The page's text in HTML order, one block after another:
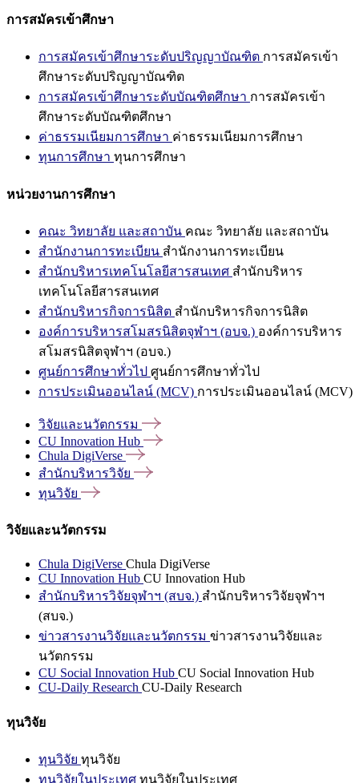
การสมัครเข้าศึกษา
การสมัครเข้าศึกษาระดับปริญญาบัณฑิต การสมัครเข้า
ศึกษาระดับปริญญาบัณฑิต
การสมัครเข้าศึกษาระดับบัณฑิตศึกษา การสมัครเข้า
ศึกษาระดับบัณฑิตศึกษา
ค่าธรรมเนียมการศึกษา ค่าธรรมเนียมการศึกษา
ทุนการศึกษา ทุนการศึกษา
หน่วยงานการศึกษา
คณะ วิทยาลัย และสถาบัน คณะ วิทยาลัย และสถาบัน
สำนักงานการทะเบียน สำนักงานการทะเบียน
สำนักบริหารเทคโนโลยีสารสนเทศ สำนักบริหาร
เทคโนโลยีสารสนเทศ
สำนักบริหารกิจการนิสิต สำนักบริหารกิจการนิสิต
องค์การบริหารสโมสรนิสิตจุฬาฯ (อบจ.) องค์การบริหาร
สโมสรนิสิตจุฬาฯ (อบจ.)
ศูนย์การศึกษาทั่วไป ศูนย์การศึกษาทั่วไป
การประเมินออนไลน์ (MCV) การประเมินออนไลน์ (MCV)
วิจัยและนวัตกรรม
CU Innovation Hub
Chula DigiVerse
สำนักบริหารวิจัย
ทุนวิจัย
วิจัยและนวัตกรรม
Chula DigiVerse Chula DigiVerse
CU Innovation Hub CU Innovation Hub
สำนักบริหารวิจัยจุฬาฯ (สบจ.) สำนักบริหารวิจัยจุฬาฯ
(สบจ.)
ข่าวสารงานวิจัยและนวัตกรรม ข่าวสารงานวิจัยและ
นวัตกรรม
CU Social Innovation Hub CU Social Innovation Hub
CU-Daily Research CU-Daily Research
ทุนวิจัย
ทุนวิจัย ทุนวิจัย
ทุนวิจัยในประเทศ ทุนวิจัยในประเทศ